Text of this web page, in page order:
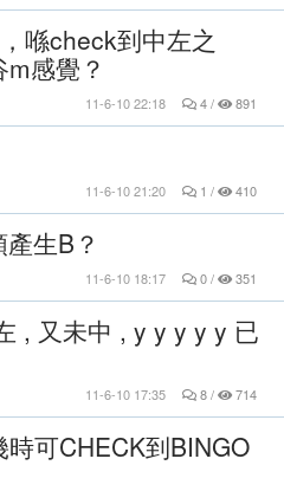
喺check到中左之
感覺？
4 / 891
11-6-10 22:18
1 / 410
11-6-10 21:20
生B？
0 / 351
11-6-10 18:17
, 又未中 , y y y y y 已
8 / 714
11-6-10 17:35
可CHECK到BINGO